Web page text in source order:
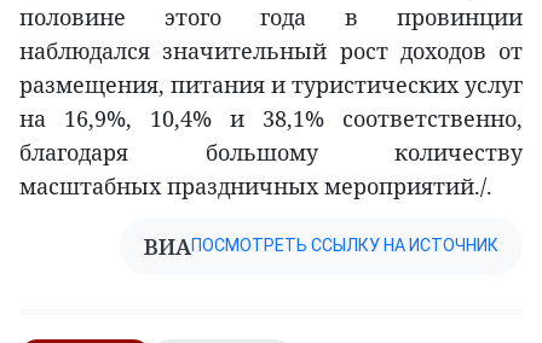
половине этого года в провинции
наблюдался значительный рост доходов от
размещения, питания и туристических услуг
на 16,9%, 10,4% и 38,1% соответственно,
благодаря большому количеству
масштабных праздничных мероприятий./.
ВИАПОСМОТРЕТЬ ССЫЛКУ НА ИСТОЧНИК